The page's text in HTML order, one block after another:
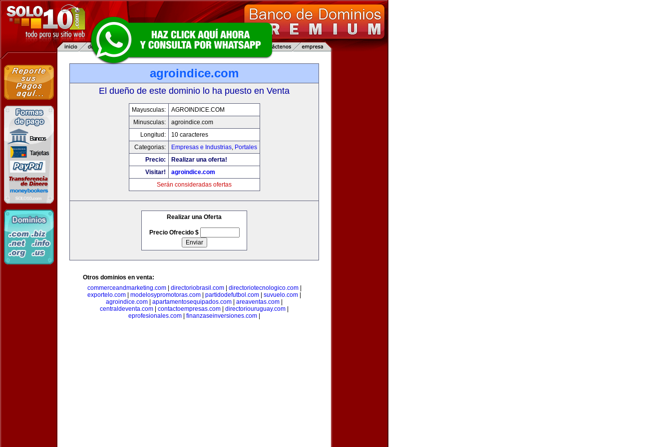
agroindice.com
El dueño de este dominio lo ha puesto en Venta
Mayusculas:
AGROINDICE.COM
Minusculas:
agroindice.com
Longitud:
10 caracteres
Categorias:
Empresas e Industrias, Portales
Precio:
Realizar una oferta!
Visitar!
agroindice.com
Serán consideradas ofertas
Realizar una Oferta
Precio Ofrecido $
Otros dominios en venta:
commerceandmarketing.com| directoriobrasil.com| directoriotecnologico.com|
exportelo.com
modelosypromotoras.com partidodefutbol.com suvuelo.com
agroindice.com
apartamentosequipados.com areaventas.com
centraldeventa.com
contactoempresas.com directoriouruguay.com
eprofesionales.com
finanzaseinversiones.com